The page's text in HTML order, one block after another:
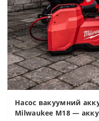
Насос вакуумний
Milwaukee M18 —